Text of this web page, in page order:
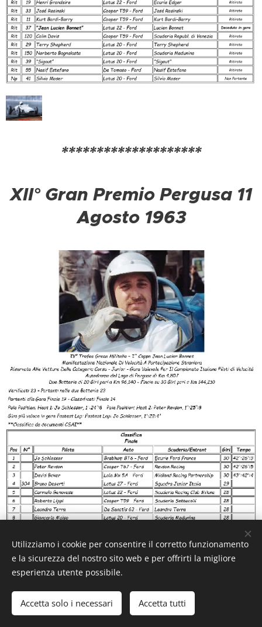
********************
XII° Gran Premio Pergusa 11
Agosto 1963
Utilizziamo i cookie per consentire il corretto funzionamento
e la sicurezza del nostro sito web e per offrirti la migliore
esperienza utente possibile.
Accetta solo i necessari Accetta tutti